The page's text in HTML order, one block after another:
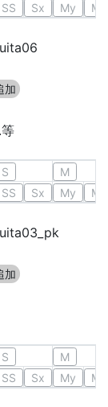
SS Sx My Mx
加
S
M
SS Sx My Mx
加
S
M
SS Sx My Mx